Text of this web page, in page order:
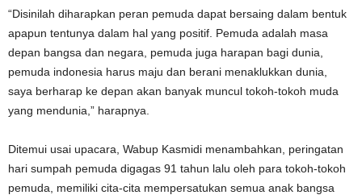
“Disinilah diharapkan peran pemuda dapat bersaing dalam bentuk
apapun tentunya dalam hal yang positif. Pemuda adalah masa
depan bangsa dan negara, pemuda juga harapan bagi dunia,
pemuda indonesia harus maju dan berani menaklukkan dunia,
saya berharap ke depan akan banyak muncul tokoh-tokoh muda
yang mendunia,” harapnya.
Ditemui usai upacara, Wabup Kasmidi menambahkan, peringatan
hari sumpah pemuda digagas 91 tahun lalu oleh para tokoh-tokoh
pemuda, memiliki cita-cita mempersatukan semua anak bangsa